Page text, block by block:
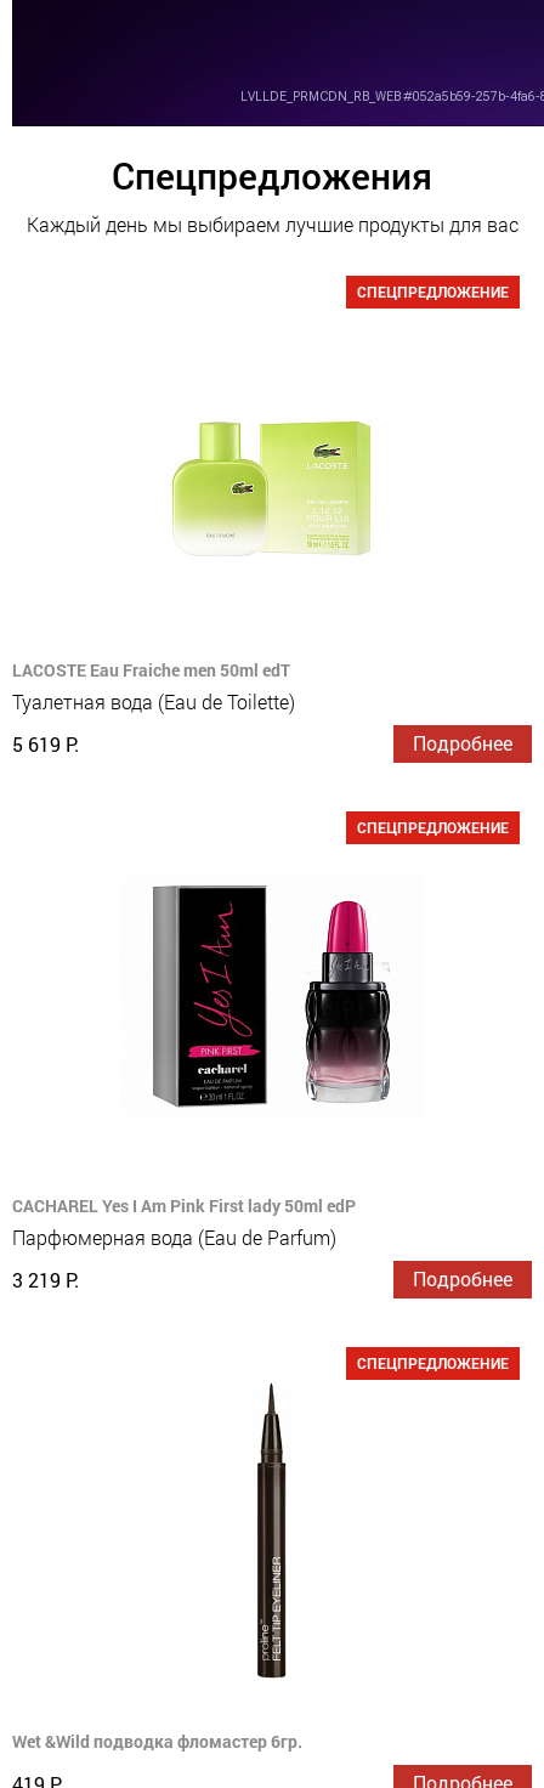
Спецпредложения
Каждый день мы выбираем лучшие продукты для вас
СПЕЦПРЕДЛОЖЕНИЕ
LACOSTE Eau Fraiche men 50ml edT
Туалетная вода (Eau de Toilette)
5 619 Р.
Подробнее
СПЕЦПРЕДЛОЖЕНИЕ
CACHAREL Yes I Am Pink First lady 50ml edP
Парфюмерная вода (Eau de Parfum)
3 219 Р.
Подробнее
СПЕЦПРЕДЛОЖЕНИЕ
Wet &Wild подводка фломастер 6гр.